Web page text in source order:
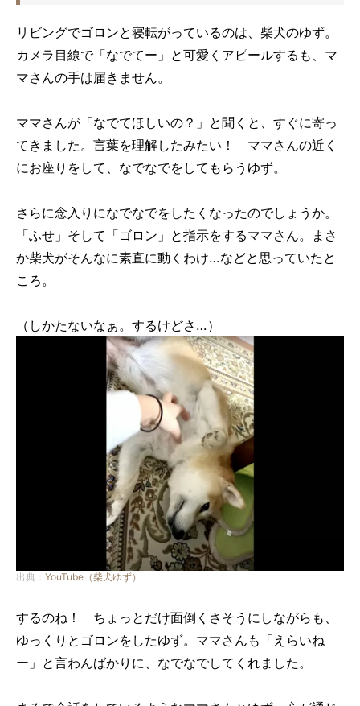
リビングでゴロンと寝転がっているのは、柴犬のゆず。
カメラ目線で「なでてー」と可愛くアピールするも、マ
マさんの手は届きません。
ママさんが「なでてほしいの？」と聞くと、すぐに寄っ
てきました。言葉を理解したみたい！ ママさんの近く
にお座りをして、なでなでをしてもらうゆず。
さらに念入りになでなでをしたくなったのでしょうか。
「ふせ」そして「ゴロン」と指示をするママさん。まさ
か柴犬がそんなに素直に動くわけ…などと思っていたと
ころ。
（しかたないなぁ。するけどさ…）
出典： YouTube（柴犬ゆず）
するのね！ ちょっとだけ面倒くさそうにしながらも、
ゆっくりとゴロンをしたゆず。ママさんも「えらいね
ー」と言わんばかりに、なでなでしてくれました。